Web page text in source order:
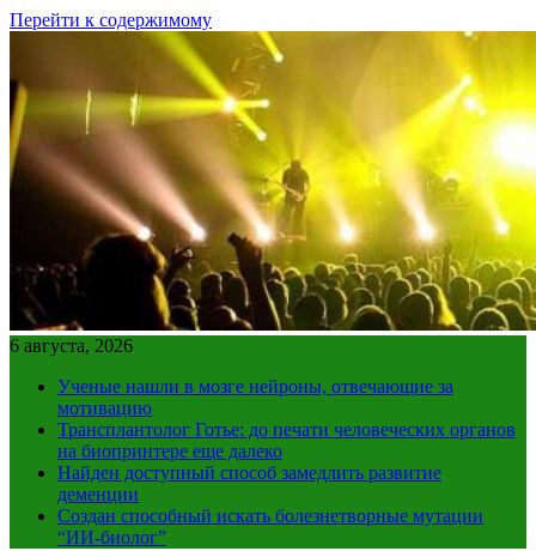
Перейти к содержимому
6 августа, 2026
Ученые нашли в мозге нейроны, отвечающие за
мотивацию
Трансплантолог Готье: до печати человеческих органов
на биопринтере еще далеко
Найден доступный способ замедлить развитие
деменции
Создан способный искать болезнетворные мутации
“ИИ-биолог”